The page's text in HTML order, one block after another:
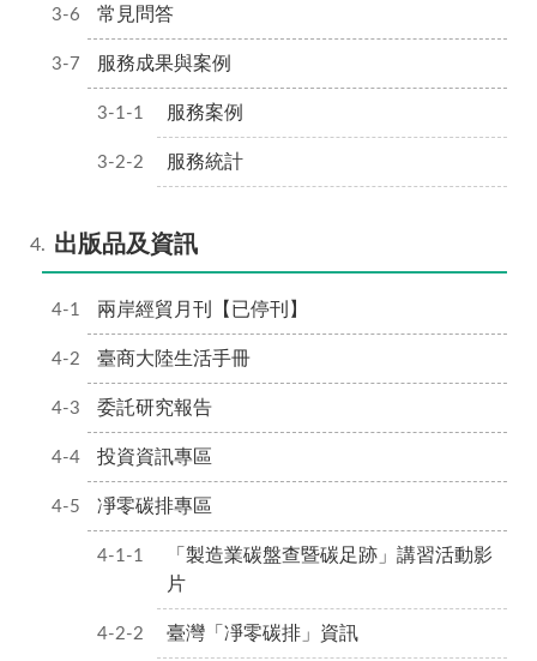
常見問答
服務成果與案例
服務案例
服務統計
出版品及資訊
兩岸經貿月刊【已停刊】
臺商大陸生活手冊
委託研究報告
投資資訊專區
凈零碳排專區
「製造業碳盤查暨碳足跡」講習活動影
片
臺灣「凈零碳排」資訊